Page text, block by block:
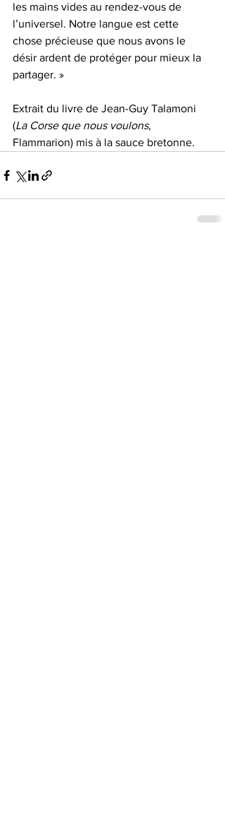
les mains vides au rendez-vous de
l’universel. Notre langue est cette
chose précieuse que nous avons le
désir ardent de protéger pour mieux la
partager. »
Extrait du livre de Jean-Guy Talamoni
(La Corse que nous voulons,
Flammarion) mis à la sauce bretonne.